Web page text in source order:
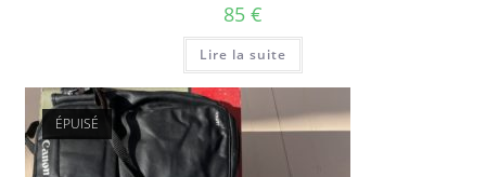
85 €
Lire la suite
ÉPUISÉ